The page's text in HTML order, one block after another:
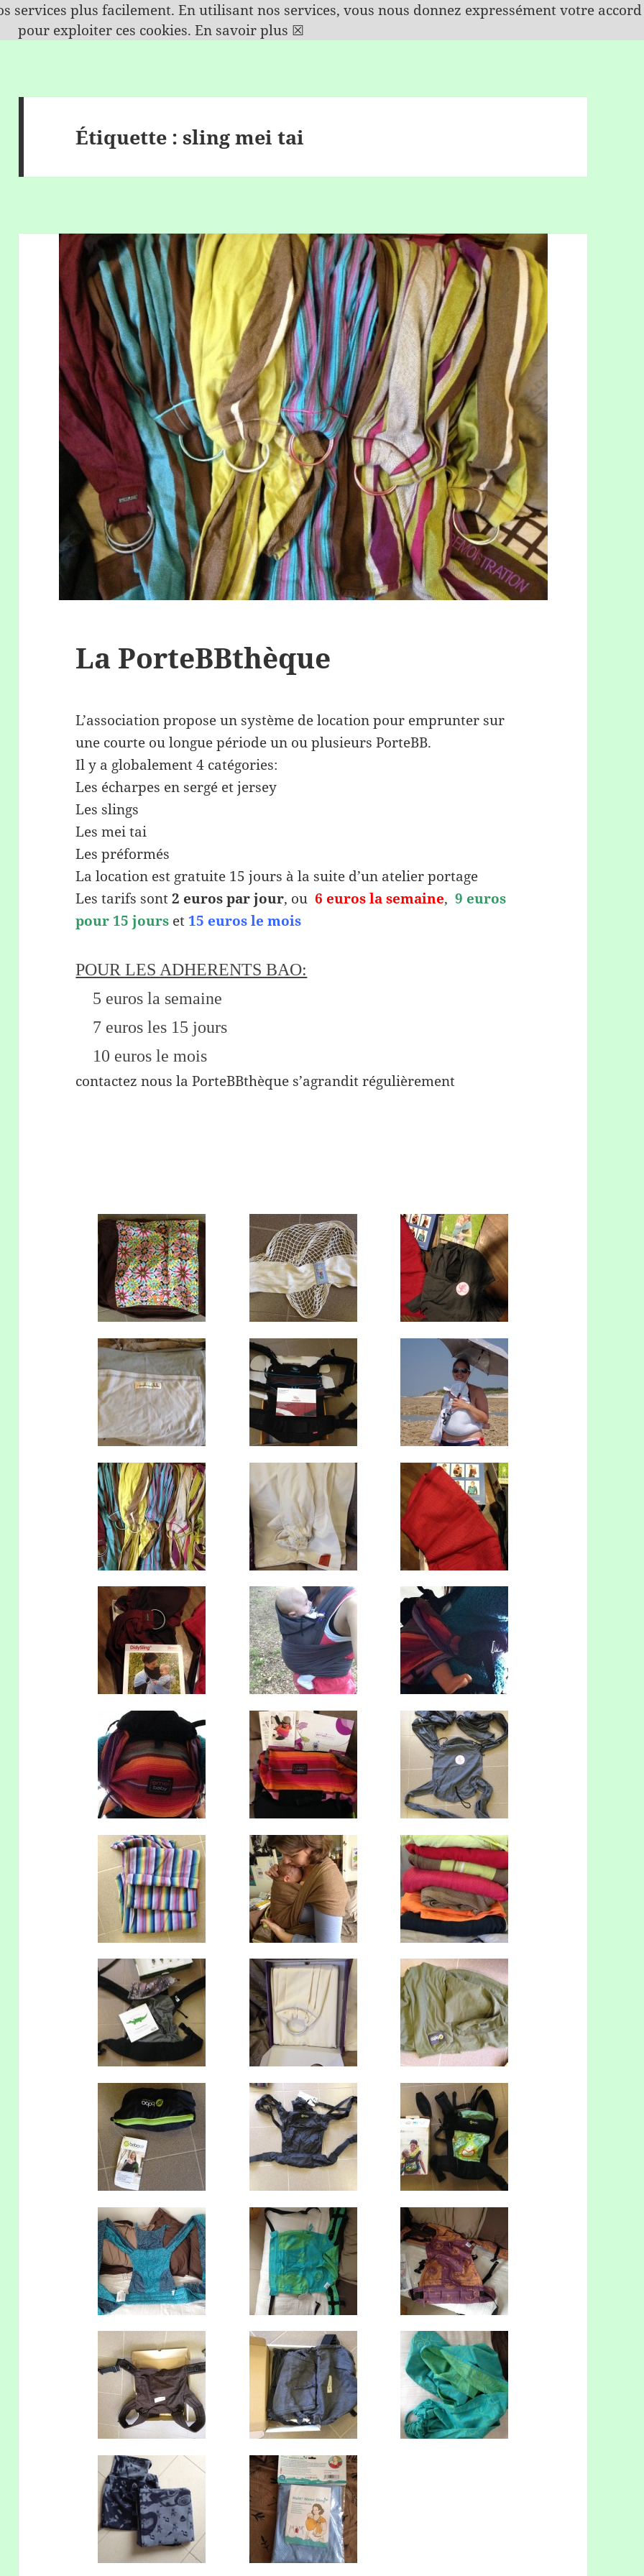
Étiquette :sling mei tai
La PorteBBthèque
L’association propose un système de location pour emprunter sur
une courte ou longue période un ou plusieurs PorteBB.
Il y a globalement 4 catégories:
Les écharpes en sergé et jersey
Les slings
Les mei tai
Les préformés
La location est gratuite 15 jours à la suite d’un atelier portage
Les tarifs sont2 euros par jour, ou 6 euros la semaine, 9 euros
pour 15 jours et 15 euros le mois
POUR LES ADHERENTS BAO:
5 euros la semaine
7 euros les 15 jours
10 euros le mois
contactez nous la PorteBBthèque s’agrandit régulièrement
services plus facilement. En utilisant nos services, vous nous donnez expressément votre accord
pour exploiter ces cookies. En savoir plus ☒